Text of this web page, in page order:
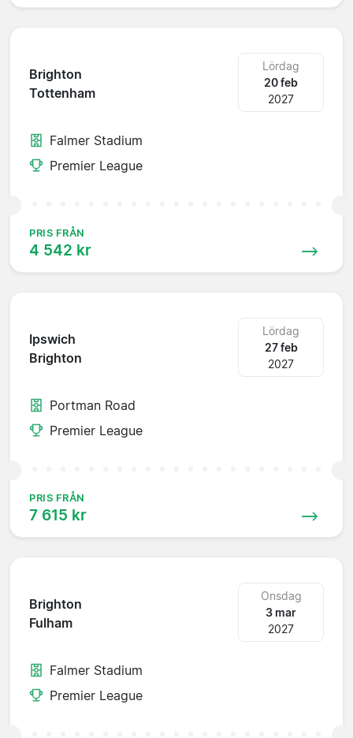
Brighton
Tottenham
Lördag
20 feb
2027
Falmer Stadium
Premier League
PRIS FRÅN
4 542 kr
Ipswich
Brighton
Lördag
27 feb
2027
Portman Road
Premier League
PRIS FRÅN
7 615 kr
Brighton
Fulham
Onsdag
3 mar
2027
Falmer Stadium
Premier League